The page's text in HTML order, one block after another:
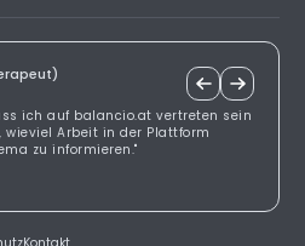
ich auf balancio.at vertreten sein
wieviel Arbeit in der Plattform
zu informieren."